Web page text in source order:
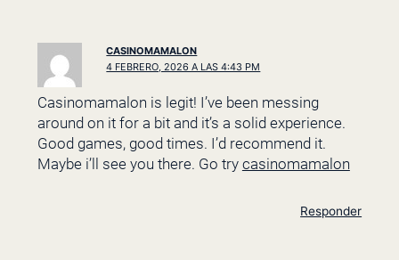
CASINOMAMALON
4 FEBRERO, 2026 A LAS 4:43 PM
Casinomamalon is legit! I’ve been messing
around on it for a bit and it’s a solid experience.
Good games, good times. I’d recommend it.
Maybe i’ll see you there. Go try casinomamalon
Responder